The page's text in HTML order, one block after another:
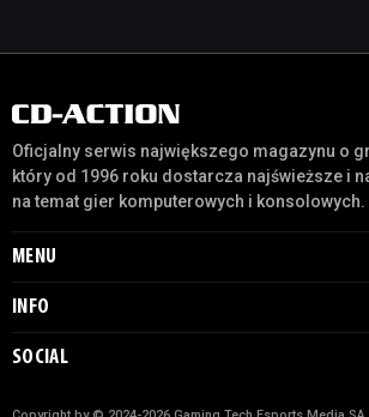
Oficjalny serwis największego magazynu o
który od 1996 roku dostarcza najświeższe i
na temat gier komputerowych i konsolowych.
MENU
INFO
SOCIAL